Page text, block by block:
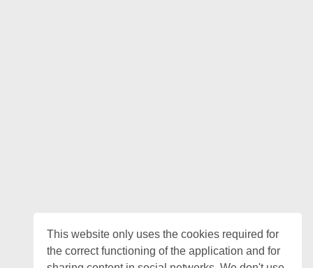
This website only uses the cookies required for
the correct functioning of the application and for